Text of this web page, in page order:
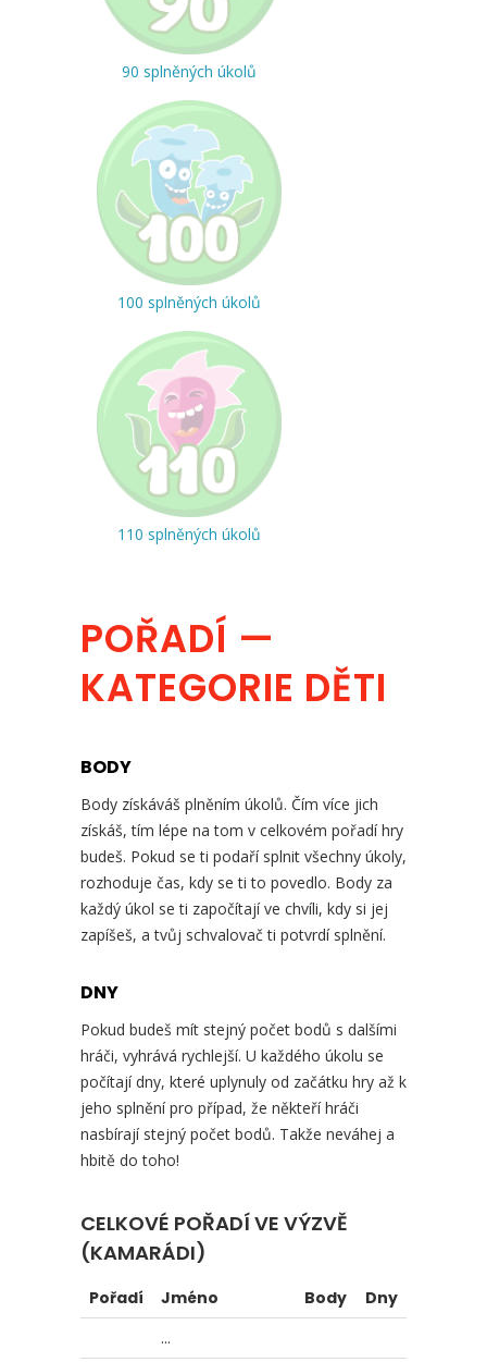
90 splněných úkolů
100 splněných úkolů
110 splněných úkolů
POŘADÍ —
KATEGORIE DĚTI
BODY
Body získáváš plněním úkolů. Čím více jich
získáš, tím lépe na tom v celkovém pořadí hry
budeš. Pokud se ti podaří splnit všechny úkoly,
rozhoduje čas, kdy se ti to povedlo. Body za
každý úkol se ti započítají ve chvíli, kdy si jej
zapíšeš, a tvůj schvalovač ti potvrdí splnění.
DNY
Pokud budeš mít stejný počet bodů s dalšími
hráči, vyhrává rychlejší. U každého úkolu se
počítají dny, které uplynuly od začátku hry až k
jeho splnění pro případ, že někteří hráči
nasbírají stejný počet bodů. Takže neváhej a
hbitě do toho!
CELKOVÉ POŘADÍ VE VÝZVĚ
(KAMARÁDI)
Pořadí Jméno Body
Dny
...